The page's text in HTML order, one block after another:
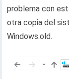
problema con
otra copia del
Windows.old.